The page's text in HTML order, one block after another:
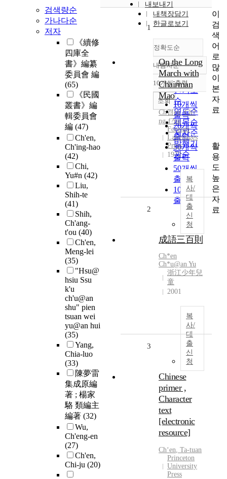
검색량순
가나다순
저자
《續修
四庫全
書》編纂
委員會 編
(65)
《民國
叢書》編
輯委員會
編 (47)
Ch'en,
Ch'ing-hao
(42)
Chi,
Yu#n (42)
Liu,
Shih-te
(41)
Shih,
Ch'ang-
t'ou (40)
Ch'en,
Meng-lei
(35)
"Hsu@
hsiu Ssu
k'u
ch'u@an
shu" pien
tsuan wei
yu@an hui
(35)
Yang,
Chia-luo
(33)
陳夢雷
集成原編
著 ; 楊家
駱 類編主
編著 (32)
Wu,
Ch'eng-en
(27)
Ch'en,
Chi-ju (20)
내보내기
내책장담기
한글로보기
정확도순
정확도
순
인기도
순
연도순
제목순
저자순
발행기
관순
내림차순
내림차순
10개씩 출력
10개씩
출력
20개씩
출력
30개씩
출력
50개씩
출력
100개씩
출력
조회
1
On the Long
March with
Chairman
Mao
Ch겹en,Ch?
ng-f?ng
Foreign
Languages
Press
1972
복
사/
대
출
신
청
2
成語三百則
Ch*en
Ch*u@an Yu
浙江少年兒
童
2001
복
사/
대
출
신
청
3
Chinese
primer ,
Character
text
[electronic
resource]
Chʻen, Ta-tuan
Princeton
University
Press
이
검
색
어
로
많
이
본
자
료
활
용
도
높
은
자
료